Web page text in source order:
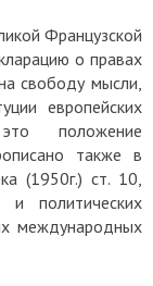
Французской
о правах
свободу мысли,
европейских
положение
также в
(1950г.) ст. 10,
политических
международных